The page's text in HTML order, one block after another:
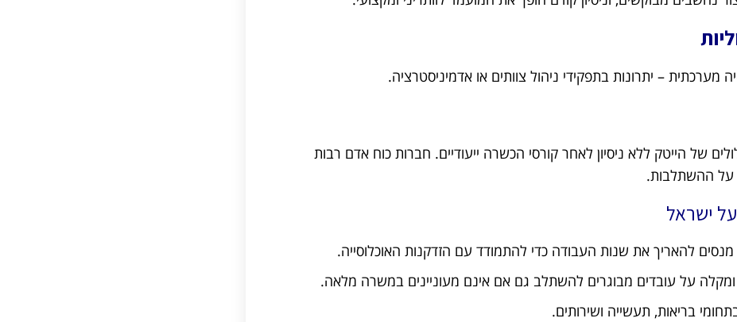
של הייטק ללא ניסיון לאחר קורסי הכשרה ייעודיים. חברות כוח אדם רבות
על ההשתלבות.
ישראל
להאריך את שנות העבודה כדי להתמודד עם הזדקנות האוכלוסייה.
על עובדים מבוגרים להשתלב גם אם אינם מעוניינים במשרה מלאה.
בריאות, תעשייה ושירותים.